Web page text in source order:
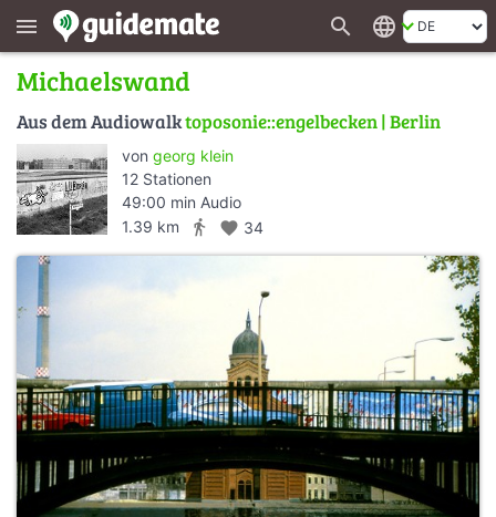
menu search language
Michaelswand
Aus dem Audiowalktoposonie::engelbecken | Berlin
von georg klein
12 Stationen
49:00 min Audio
1.39 km
directions_walk favorite 34